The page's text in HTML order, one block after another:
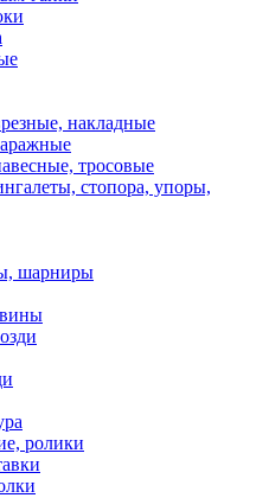
накладные
тросовые
стопора, упоры,
шарниры
ролики